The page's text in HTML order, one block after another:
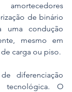
de binário
uma condução
mesmo em
carga ou piso.
diferenciação
tecnológica. O